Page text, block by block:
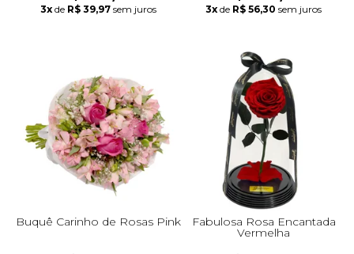
3x de R$ 39,97 sem juros 3x de R$ 56,30 sem juros
Buquê Carinho de Rosas Pink Fabulosa Rosa Encantada
Vermelha